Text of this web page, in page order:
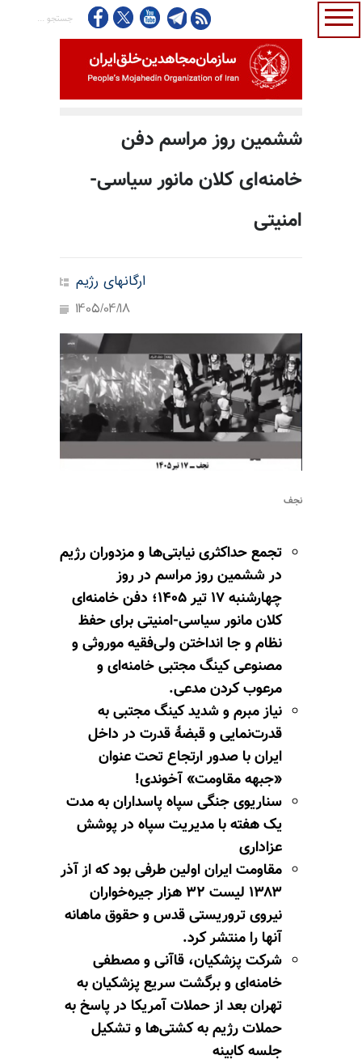
ششمین روز مراسم دفن
خامنه‌ای کلان مانور سیاسی-
امنیتی
ارگانهای رژیم
1405/04/18
نجف
تجمع حداکثری نیابتی‌ها و مزدوران رژیم
در ششمین روز مراسم در روز
چهارشنبه ۱۷ تیر ۱۴۰۵؛ دفن خامنه‌ای
کلان مانور سیاسی-امنیتی برای حفظ
نظام و جا انداختن ولی‌فقیه موروثی و
مصنوعی کینگ مجتبی خامنه‌ای و
مرعوب کردن مدعی.
نیاز مبرم و شدید کینگ مجتبی به
قدرت‌نمایی و قبضهٔ قدرت در داخل
ایران با صدور ارتجاع تحت عنوان
«جبهه مقاومت» آخوندی!
سناریوی جنگی سپاه پاسداران به مدت
یک هفته با مدیریت سپاه در پوشش
عزاداری
مقاومت ایران اولین طرفی بود که از آذر
۱۳۸۳ لیست ۳۲ هزار جیره‌خواران
نیروی تروریستی قدس و حقوق ماهانه
آنها را منتشر کرد.
شرکت پزشکیان، قاآنی و مصطفی
خامنه‌ای و برگشت سریع پزشکیان به
تهران بعد از حملات آمریکا در پاسخ به
حملات رژیم به کشتی‌ها و تشکیل
جلسه کابینه‌